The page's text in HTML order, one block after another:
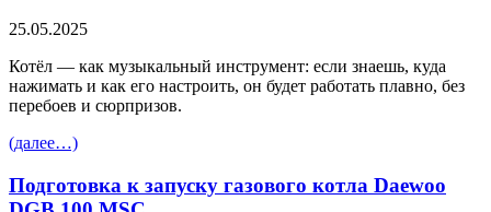
25.05.2025
Котёл — как музыкальный инструмент: если знаешь, куда
нажимать и как его настроить, он будет работать плавно, без
перебоев и сюрпризов.
(далее…)
Подготовка к запуску газового котла Daewoo